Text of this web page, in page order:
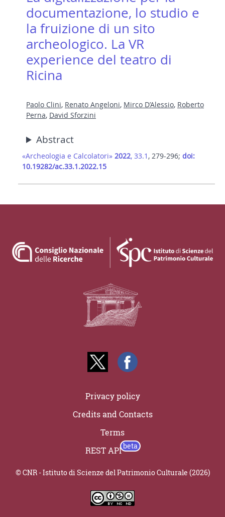
documentazione, lo studio e
la fruizione di un sito
archeologico. La VR
experience del teatro di
Ricina
Paolo Clini, Renato Angeloni, Mirco D’Alessio, Roberto
Perna, David Sforzini
Abstract
«Archeologia e Calcolatori» 2022, 33.1 , 279-296; doi:
10.19282/ac.33.1.2022.15
Privacy policy
Credits and Contacts
Terms
REST API
© CNR - Istituto di Scienze del Patrimonio Culturale (2026)